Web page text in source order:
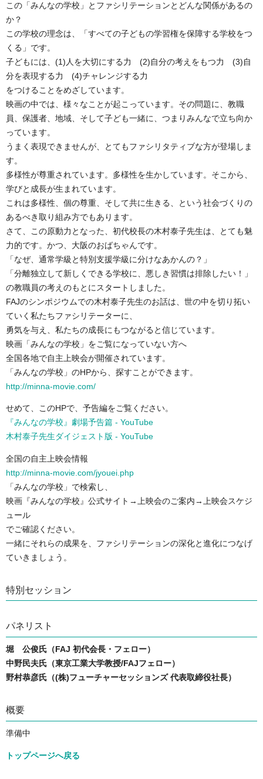
この「みんなの学校」とファシリテーションとどんな関係があるの
か？
この学校の理念は、「すべての子どもの学習権を保障する学校をつ
くる」です。
子どもには、(1)人を大切にする力 (2)自分の考えをもつ力 (3)自
分を表現する力 (4)チャレンジする力
をつけることをめざしています。
映画の中では、様々なことが起こっています。その問題に、教職
員、保護者、地域、そして子ども一緒に、つまりみんなで立ち向か
っています。
うまく表現できませんが、とてもファシリタティブな方が登場しま
す。
多様性が尊重されています。多様性を生かしています。そこから、
学びと成長が生まれています。
これは多様性、個の尊重、そして共に生きる、という社会づくりの
あるべき取り組み方でもあります。
さて、この原動力となった、初代校長の木村泰子先生は、とても魅
力的です。かつ、大阪のおばちゃんです。
「なぜ、通常学級と特別支援学級に分けなあかんの？」
「分離独立して新しくできる学校に、悪しき習慣は排除したい！」
の教職員の考えのもとにスタートしました。
FAJのシンポジウムでの木村泰子先生のお話は、世の中を切り拓い
ていく私たちファシリテーターに、
勇気を与え、私たちの成長にもつながると信じています。
映画「みんなの学校」をご覧になっていない方へ
全国各地で自主上映会が開催されています。
「みんなの学校」のHPから、探すことができます。
http://minna-movie.com/
せめて、このHPで、予告編をご覧ください。
『みんなの学校』劇場予告篇 - YouTube
木村泰子先生ダイジェスト版 - YouTube
全国の自主上映会情報
http://minna-movie.com/jyouei.php
「みんなの学校」で検索し、
映画『みんなの学校』公式サイト→上映会のご案内→上映会スケジ
ュール
でご確認ください。
一緒にそれらの成果を、ファシリテーションの深化と進化につなげ
ていきましょう。
特別セッション
パネリスト
堀 公俊氏（FAJ 初代会長・フェロー）
中野民夫氏（東京工業大学教授/FAJフェロー）
野村恭彦氏（(株)フューチャーセッションズ 代表取締役社長）
概要
準備中
トップページへ戻る